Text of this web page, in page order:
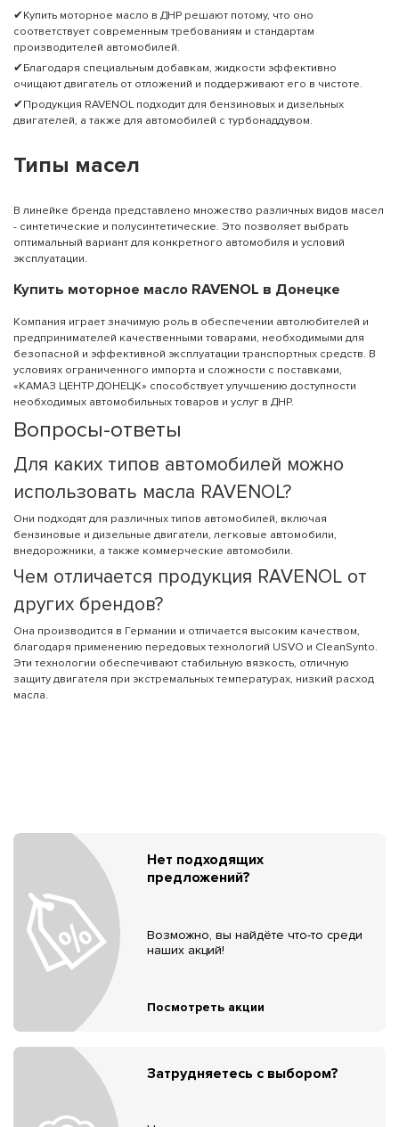
✔Купить моторное масло в ДНР решают потому, что оно
соответствует современным требованиям и стандартам
производителей автомобилей.
✔Благодаря специальным добавкам, жидкости эффективно
очищают двигатель от отложений и поддерживают его в чистоте.
✔Продукция RAVENOL подходит для бензиновых и дизельных
двигателей, а также для автомобилей с турбонаддувом.
Типы масел
В линейке бренда представлено множество различных видов масел
- синтетические и полусинтетические. Это позволяет выбрать
оптимальный вариант для конкретного автомобиля и условий
эксплуатации.
Купить моторное масло RAVENOL в Донецке
Компания играет значимую роль в обеспечении автолюбителей и
предпринимателей качественными товарами, необходимыми для
безопасной и эффективной эксплуатации транспортных средств. В
условиях ограниченного импорта и сложности с поставками,
«КАМАЗ ЦЕНТР ДОНЕЦК» способствует улучшению доступности
необходимых автомобильных товаров и услуг в ДНР.
Вопросы-ответы
Для каких типов автомобилей можно
использовать масла RAVENOL?
Они подходят для различных типов автомобилей, включая
бензиновые и дизельные двигатели, легковые автомобили,
внедорожники, а также коммерческие автомобили.
Чем отличается продукция RAVENOL от
других брендов?
Она производится в Германии и отличается высоким качеством,
благодаря применению передовых технологий USVO и CleanSynto.
Эти технологии обеспечивают стабильную вязкость, отличную
защиту двигателя при экстремальных температурах, низкий расход
масла.
Нет подходящих
предложений?
Возможно, вы найдёте что-то среди
наших акций!
Посмотреть акции
Затрудняетесь с выбором?